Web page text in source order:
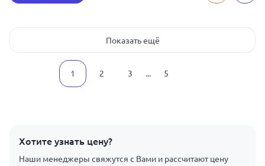
Показать ещё
1 2 3 ... 5
Хотите узнать цену?
Наши менеджеры свяжутся с Вами и рассчитают цену